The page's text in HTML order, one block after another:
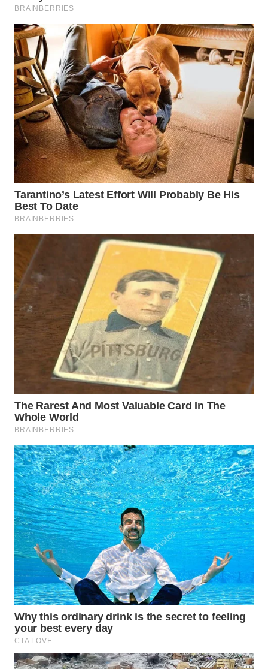
BORNEO
Wahana
Media
Group
WAHANA
NEWS
WAHANA
TANI
WAHANA
WAHANA
INFRASTRUKTUR
WAHANA
KONSUMEN
WAHANA
LISTRIK
WAHANA
WAHANA
TV
ID
WAHANANEWS
CO ID
WAHANANEWS
NET
WAHANA
SPORT
WAHANA
UMKM
WAHANA